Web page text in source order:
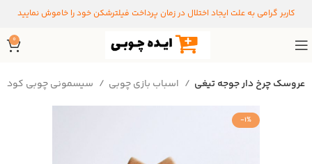
کاربر گرامی به علت ایجاد اختلال در زمان پرداخت فیلترشکن خود را خاموش نمایید
0
عروسک چرخ دار جوجه تیغی
-1%